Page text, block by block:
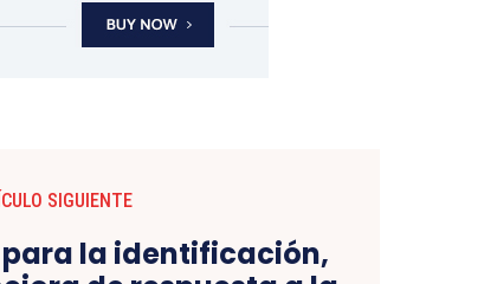
SIGUIENTE